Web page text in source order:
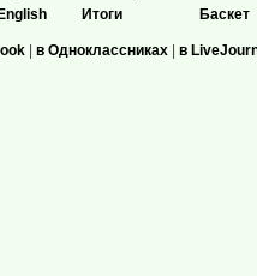
Итоги
Баскет
| в Одноклассниках | в